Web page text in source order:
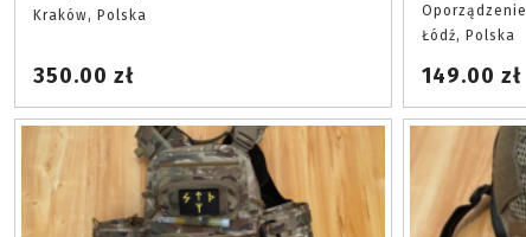
Kraków, Polska
350.00 zł
Oporządzenie
Łódź, Polska
149.00 zł